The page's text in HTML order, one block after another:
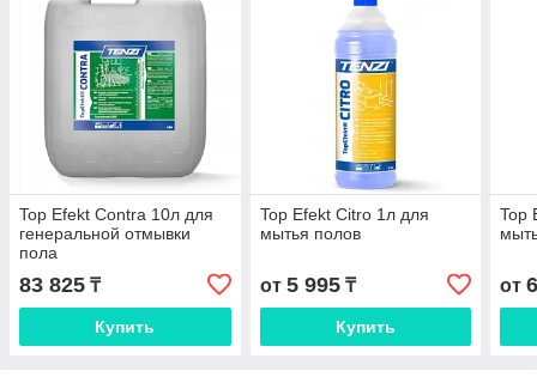
Top Efekt Contra 10л для
генеральной отмывки
пола
83 825 ₸
Купить
Top Efekt Citro 1л для
мытья полов
от 5 995₸
Купить
Top
от